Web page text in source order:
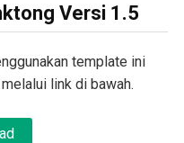
Versi 1.5
template ini
link di bawah.